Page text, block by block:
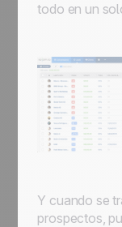
todo en un
Y cuando se
prospectos,